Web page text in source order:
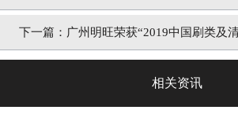
下一篇： 广州明旺荣获“2019中国刷类及
相关资讯